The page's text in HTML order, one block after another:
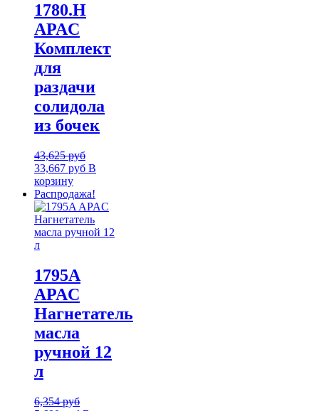
1780.H
APAC
Комплект
для
раздачи
солидола
из бочек
43,625руб
33,667 руб В
корзину
Распродажа!
1795A
APAC
Нагнетатель
масла
ручной 12
л
6,354руб